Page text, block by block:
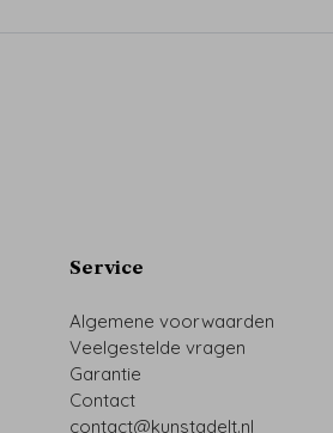
Service
Algemene voorwaarden
Veelgestelde vragen
Garantie
Contact
contact@kunstadelt.nl